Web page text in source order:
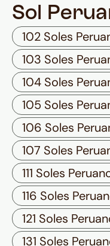
Sol
102 Soles
103 Soles
104 Soles
105 Soles
106 Soles
107 Soles
111 Soles
116 Soles
121 Soles
131 Soles